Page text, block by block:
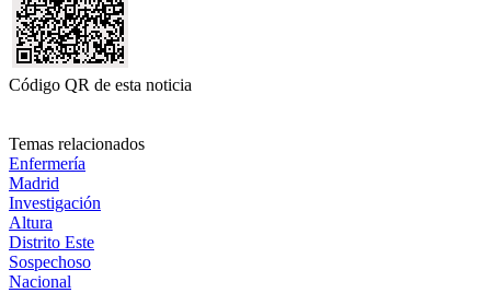
Código QR de esta noticia
Temas relacionados
Enfermería
Madrid
Investigación
Altura
Distrito Este
Sospechoso
Nacional